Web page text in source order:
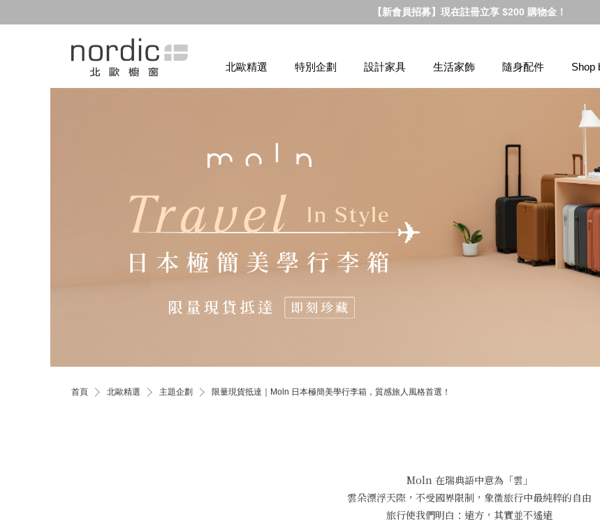
【新會員招募】現在註冊立享 $200 購物金！
北歐精選 特別企劃 設計家具 生活家飾 隨身配件 Shop
首頁 北歐精選 主題企劃 限量現貨抵達｜Moln 日本極簡美學行李箱，質感旅人風格首選！
Moln 在瑞典語中意為「雲」
雲朵漂浮天際，不受國界限制，象徵旅行中最純粹的自由
旅行使我們明白：遠方，其實並不遙遠